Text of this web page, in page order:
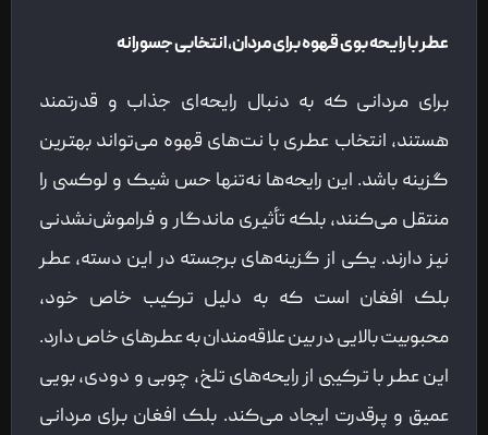
عطر با رایحه بوی قهوه برای مردان، انتخابی جسورانه
برای مردانی که به دنبال رایحه‌ای جذاب و قدرتمند
هستند، انتخاب عطری با نت‌های قهوه می‌تواند بهترین
گزینه باشد. این رایحه‌ها نه‌تنها حس شیک و لوکسی را
منتقل می‌کنند، بلکه تأثیری ماندگار و فراموش‌نشدنی
نیز دارند. یکی از گزینه‌های برجسته در این دسته، عطر
بلک افغان است که به دلیل ترکیب خاص خود،
محبوبیت بالایی در بین علاقه‌مندان به عطرهای خاص دارد.
این عطر با ترکیبی از رایحه‌های تلخ، چوبی و دودی، بویی
عمیق و پرقدرت ایجاد می‌کند. بلک افغان برای مردانی